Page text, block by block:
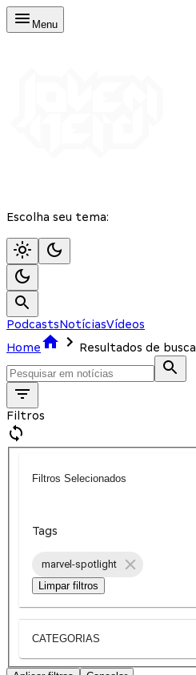
Menu
Escolha seu tema:
PodcastsNotíciasVídeos
Home
Resultados de busca
Filtros
Filtros Selecionados
Tags
marvel-spotlight
Limpar filtros
CATEGORIAS